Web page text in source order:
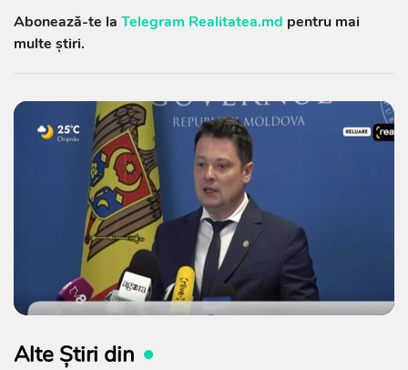
Abonează-te la Telegram Realitatea.md pentru mai
multe știri.
Alte Știri din